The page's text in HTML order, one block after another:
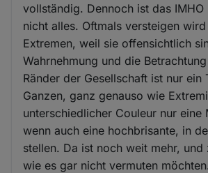
vollständig. Dennoch ist das IMHO
nicht alles. Oftmals versteigen
Extremen, weil sie offensichtlich
Wahrnehmung und die
Ränder der Gesellschaft ist nur ein
Ganzen, ganz genauso wie
unterschiedlicher Couleur nur eine
wenn auch eine hochbrisante, in
stellen. Da ist noch weit mehr,
wie es gar nicht vermuten möchten.